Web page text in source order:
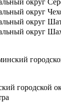
округ
округ
округ
городской